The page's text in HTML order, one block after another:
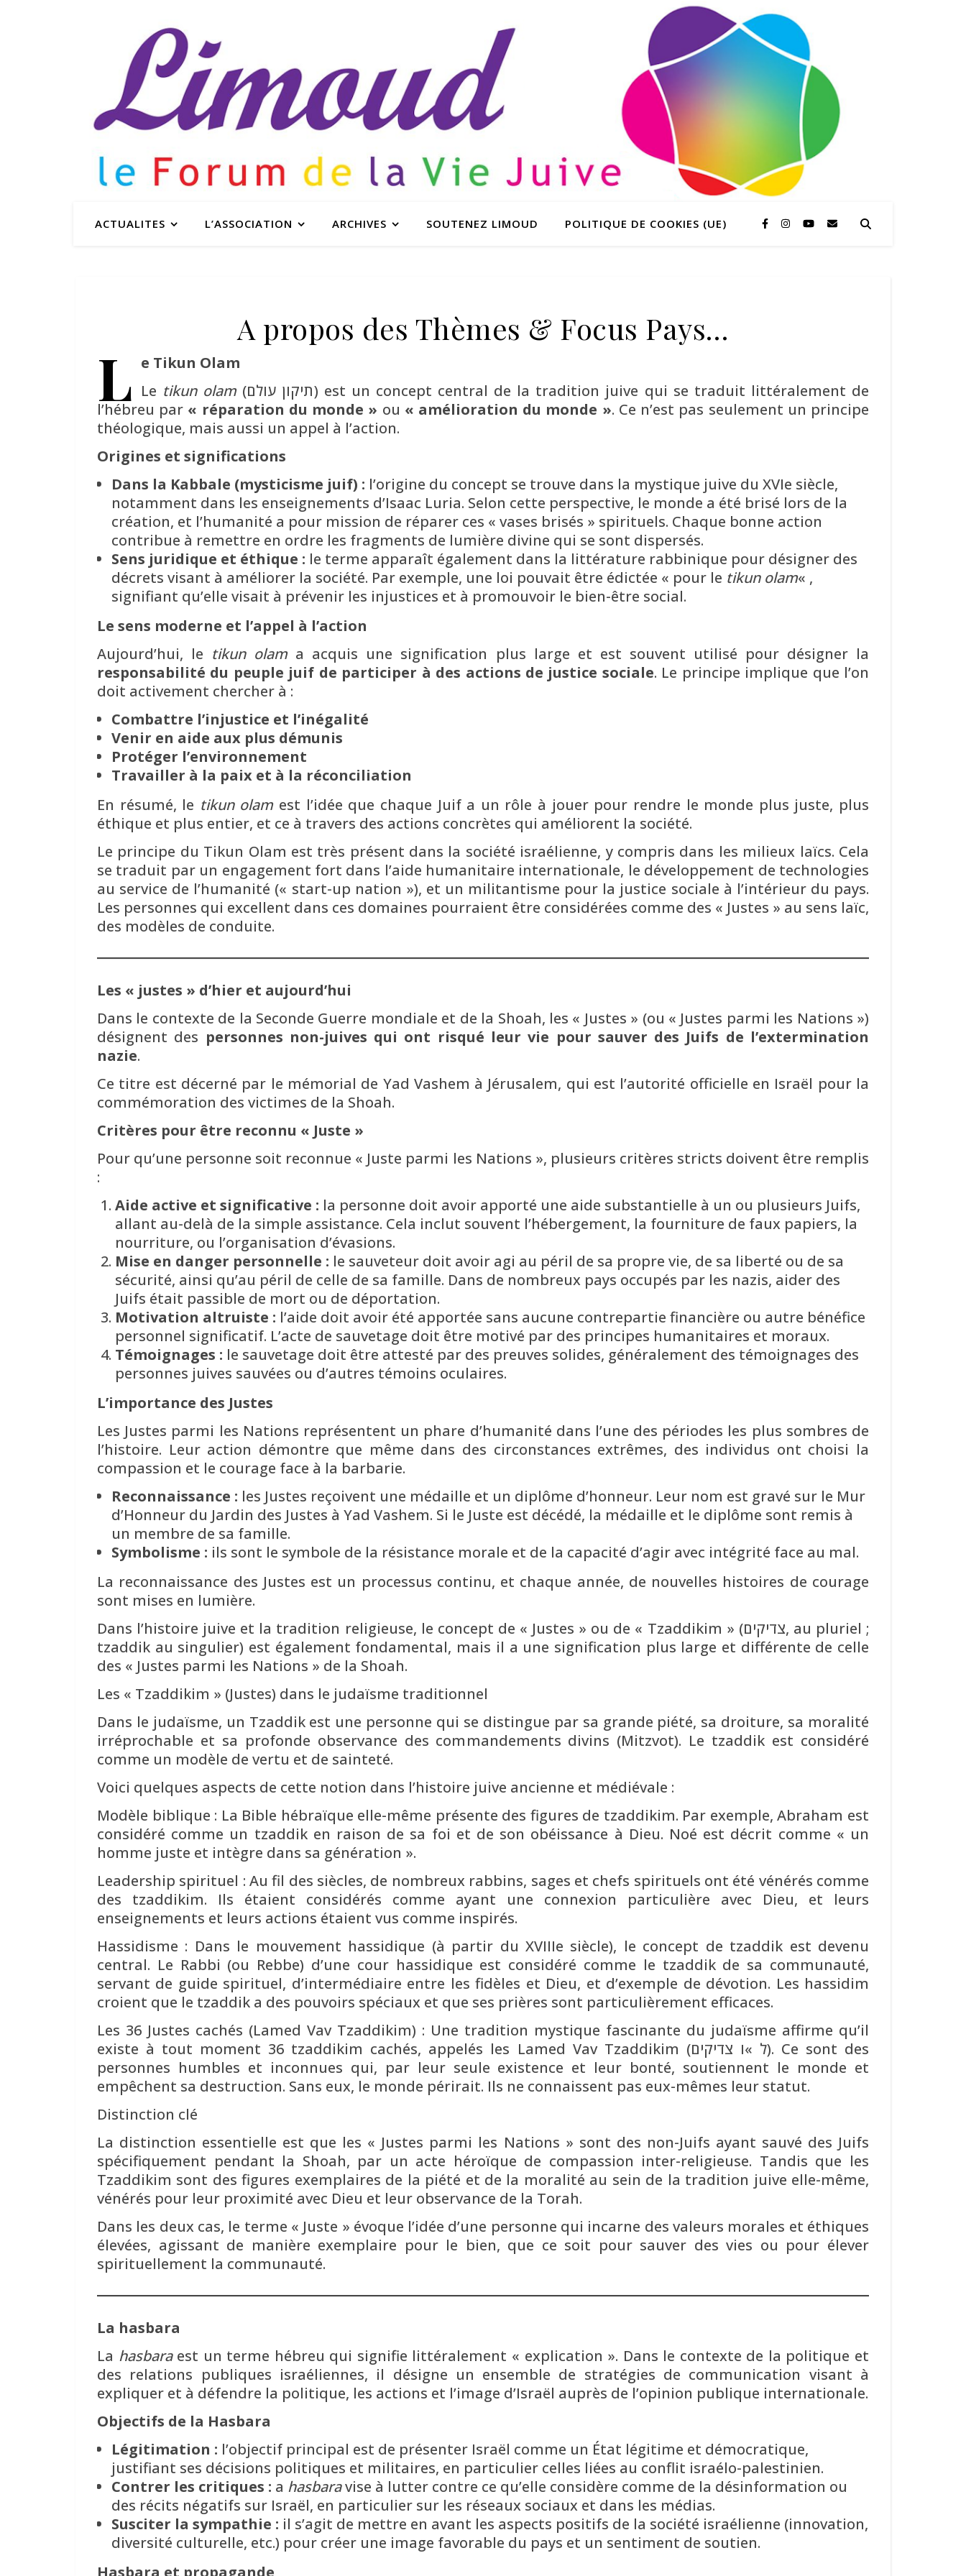
ACTUALITES L’ASSOCIATION ARCHIVES SOUTENEZ LIMOUD POLITIQUE DE COOKIES (UE)
A propos des Thèmes & Focus Pays…
L e Tikun Olam
Le tikun olam(תיקון עולם) est un concept central de la tradition juive qui se traduit littéralement de
l’hébreu par « réparation du monde » ou « amélioration du monde ». Ce n’est pas seulement un principe
théologique, mais aussi un appel à l’action.
Origines et significations
Dans la Kabbale (mysticisme juif) : l’origine du concept se trouve dans la mystique juive du XVIe siècle,
notamment dans les enseignements d’Isaac Luria. Selon cette perspective, le monde a été brisé lors de la
création, et l’humanité a pour mission de réparer ces « vases brisés » spirituels. Chaque bonne action
contribue à remettre en ordre les fragments de lumière divine qui se sont dispersés.
Sens juridique et éthique : le terme apparaît également dans la littérature rabbinique pour désigner des
décrets visant à améliorer la société. Par exemple, une loi pouvait être édictée « pour le tikun olam« ,
signifiant qu’elle visait à prévenir les injustices et à promouvoir le bien-être social.
Le sens moderne et l’appel à l’action
Aujourd’hui, le tikun olama acquis une signification plus large et est souvent utilisé pour désigner la
responsabilité du peuple juif de participer à des actions de justice sociale. Le principe implique que l’on
doit activement chercher à :
Combattre l’injustice et l’inégalité
Venir en aide aux plus démunis
Protéger l’environnement
Travailler à la paix et à la réconciliation
En résumé, le tikun olamest l’idée que chaque Juif a un rôle à jouer pour rendre le monde plus juste, plus
éthique et plus entier, et ce à travers des actions concrètes qui améliorent la société.
Le principe du Tikun Olam est très présent dans la société israélienne, y compris dans les milieux laïcs. Cela
se traduit par un engagement fort dans l’aide humanitaire internationale, le développement de technologies
au service de l’humanité (« start-up nation »), et un militantisme pour la justice sociale à l’intérieur du pays.
Les personnes qui excellent dans ces domaines pourraient être considérées comme des « Justes » au sens laïc,
des modèles de conduite.
Les « justes » d’hier et aujourd’hui
Dans le contexte de la Seconde Guerre mondiale et de la Shoah, les « Justes » (ou « Justes parmi les Nations »)
désignent des personnes non-juives qui ont risqué leur vie pour sauver des Juifs de l’extermination
nazie.
Ce titre est décerné par le mémorial de Yad Vashem à Jérusalem, qui est l’autorité officielle en Israël pour la
commémoration des victimes de la Shoah.
Critères pour être reconnu « Juste »
Pour qu’une personne soit reconnue « Juste parmi les Nations », plusieurs critères stricts doivent être remplis
:
Aide active et significative : la personne doit avoir apporté une aide substantielle à un ou plusieurs Juifs,
allant au-delà de la simple assistance. Cela inclut souvent l’hébergement, la fourniture de faux papiers, la
nourriture, ou l’organisation d’évasions.
Mise en danger personnelle : le sauveteur doit avoir agi au péril de sa propre vie, de sa liberté ou de sa
sécurité, ainsi qu’au péril de celle de sa famille. Dans de nombreux pays occupés par les nazis, aider des
Juifs était passible de mort ou de déportation.
Motivation altruiste : l’aide doit avoir été apportée sans aucune contrepartie financière ou autre bénéfice
personnel significatif. L’acte de sauvetage doit être motivé par des principes humanitaires et moraux.
Témoignages : le sauvetage doit être attesté par des preuves solides, généralement des témoignages des
personnes juives sauvées ou d’autres témoins oculaires.
L’importance des Justes
Les Justes parmi les Nations représentent un phare d’humanité dans l’une des périodes les plus sombres de
l’histoire. Leur action démontre que même dans des circonstances extrêmes, des individus ont choisi la
compassion et le courage face à la barbarie.
Reconnaissance : les Justes reçoivent une médaille et un diplôme d’honneur. Leur nom est gravé sur le Mur
d’Honneur du Jardin des Justes à Yad Vashem. Si le Juste est décédé, la médaille et le diplôme sont remis à
un membre de sa famille.
Symbolisme : ils sont le symbole de la résistance morale et de la capacité d’agir avec intégrité face au mal.
La reconnaissance des Justes est un processus continu, et chaque année, de nouvelles histoires de courage
sont mises en lumière.
Dans l’histoire juive et la tradition religieuse, le concept de « Justes » ou de « Tzaddikim » (צדיקים, au pluriel ;
tzaddik au singulier) est également fondamental, mais il a une signification plus large et différente de celle
des « Justes parmi les Nations » de la Shoah.
Les « Tzaddikim » (Justes) dans le judaïsme traditionnel
Dans le judaïsme, un Tzaddik est une personne qui se distingue par sa grande piété, sa droiture, sa moralité
irréprochable et sa profonde observance des commandements divins (Mitzvot). Le tzaddik est considéré
comme un modèle de vertu et de sainteté.
Voici quelques aspects de cette notion dans l’histoire juive ancienne et médiévale :
Modèle biblique : La Bible hébraïque elle-même présente des figures de tzaddikim. Par exemple, Abraham est
considéré comme un tzaddik en raison de sa foi et de son obéissance à Dieu. Noé est décrit comme « un
homme juste et intègre dans sa génération ».
Leadership spirituel : Au fil des siècles, de nombreux rabbins, sages et chefs spirituels ont été vénérés comme
des tzaddikim. Ils étaient considérés comme ayant une connexion particulière avec Dieu, et leurs
enseignements et leurs actions étaient vus comme inspirés.
Hassidisme : Dans le mouvement hassidique (à partir du XVIIIe siècle), le concept de tzaddik est devenu
central. Le Rabbi (ou Rebbe) d’une cour hassidique est considéré comme le tzaddik de sa communauté,
servant de guide spirituel, d’intermédiaire entre les fidèles et Dieu, et d’exemple de dévotion. Les hassidim
croient que le tzaddik a des pouvoirs spéciaux et que ses prières sont particulièrement efficaces.
Les 36 Justes cachés (Lamed Vav Tzaddikim) : Une tradition mystique fascinante du judaïsme affirme qu’il
existe à tout moment 36 tzaddikim cachés, appelés les Lamed Vav Tzaddikim (ל »ו צדיקים). Ce sont des
personnes humbles et inconnues qui, par leur seule existence et leur bonté, soutiennent le monde et
empêchent sa destruction. Sans eux, le monde périrait. Ils ne connaissent pas eux-mêmes leur statut.
Distinction clé
La distinction essentielle est que les « Justes parmi les Nations » sont des non-Juifs ayant sauvé des Juifs
spécifiquement pendant la Shoah, par un acte héroïque de compassion inter-religieuse. Tandis que les
Tzaddikim sont des figures exemplaires de la piété et de la moralité au sein de la tradition juive elle-même,
vénérés pour leur proximité avec Dieu et leur observance de la Torah.
Dans les deux cas, le terme « Juste » évoque l’idée d’une personne qui incarne des valeurs morales et éthiques
élevées, agissant de manière exemplaire pour le bien, que ce soit pour sauver des vies ou pour élever
spirituellement la communauté.
La hasbara
La hasbaraest un terme hébreu qui signifie littéralement « explication ». Dans le contexte de la politique et
des relations publiques israéliennes, il désigne un ensemble de stratégies de communication visant à
expliquer et à défendre la politique, les actions et l’image d’Israël auprès de l’opinion publique internationale.
Objectifs de la Hasbara
Légitimation : l’objectif principal est de présenter Israël comme un État légitime et démocratique,
justifiant ses décisions politiques et militaires, en particulier celles liées au conflit israélo-palestinien.
Contrer les critiques : a hasbaravise à lutter contre ce qu’elle considère comme de la désinformation ou
des récits négatifs sur Israël, en particulier sur les réseaux sociaux et dans les médias.
Susciter la sympathie : il s’agit de mettre en avant les aspects positifs de la société israélienne (innovation,
diversité culturelle, etc.) pour créer une image favorable du pays et un sentiment de soutien.
Hasbara et propagande